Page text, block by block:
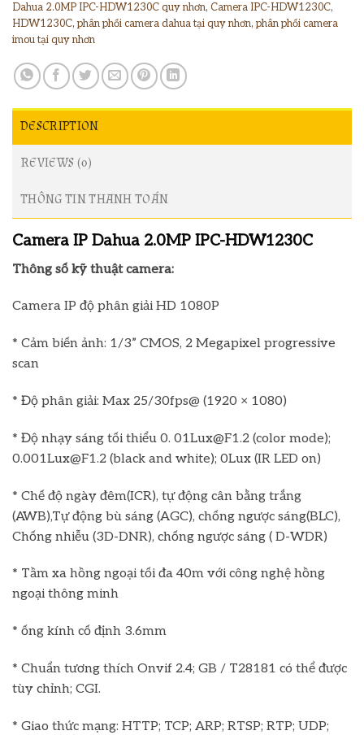
Dahua 2.0MP IPC-HDW1230C quy nhơn, Camera IPC-HDW1230C,
HDW1230C, phân phối camera dahua tại quy nhơn, phân phối camera
imou tại quy nhơn
DESCRIPTION
REVIEWS (0)
THÔNG TIN THANH TOÁN
Camera IP Dahua 2.0MP IPC-HDW1230C
Thông số kỹ thuật camera:
Camera IP độ phân giải HD 1080P
* Cảm biến ảnh: 1/3” CMOS, 2 Megapixel progressive
scan
* Độ phân giải: Max 25/30fps@ (1920 × 1080)
* Độ nhạy sáng tối thiểu 0. 01Lux@F1.2 (color mode);
0.001Lux@F1.2 (black and white); 0Lux (IR LED on)
* Chế độ ngày đêm(ICR), tự động cân bằng trắng
(AWB),Tự động bù sáng (AGC), chống ngược sáng(BLC),
Chống nhiễu (3D-DNR), chống ngược sáng ( D-WDR)
* Tầm xa hồng ngoại tối đa 40m với công nghệ hồng
ngoại thông minh
* ống kính cố định 3.6mm
* Chuẩn tương thích Onvif 2.4; GB / T28181 có thể được
tùy chỉnh; CGI.
* Giao thức mạng: HTTP; TCP; ARP; RTSP; RTP; UDP;